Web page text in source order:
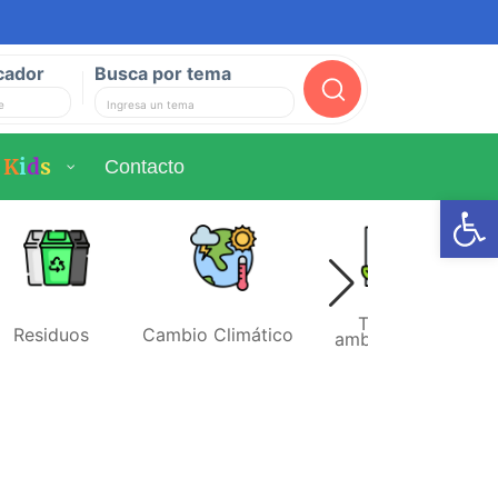
Busca por tema
Buscar
Kids Contacto
Residuos Cambio Climático Temas
ambientales